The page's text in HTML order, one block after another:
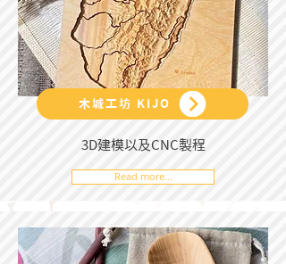
木城工坊 KIJO
3D建模以及CNC製程
Read more...